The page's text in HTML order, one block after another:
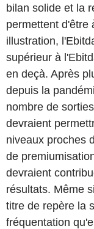
bilan solide et la
permettent d'être
illustration,
supérieur à
en deçà. Après
depuis la
nombre de
devraient
niveaux proches
de
devraient
résultats. Même
titre de repère la
fréquentation